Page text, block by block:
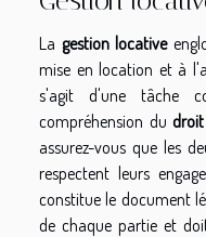
La gestion locative
mise en location et à
s'agit d'une tâche
compréhension du
assurez-vous que les
respectent leurs
constitue le document
de chaque partie et